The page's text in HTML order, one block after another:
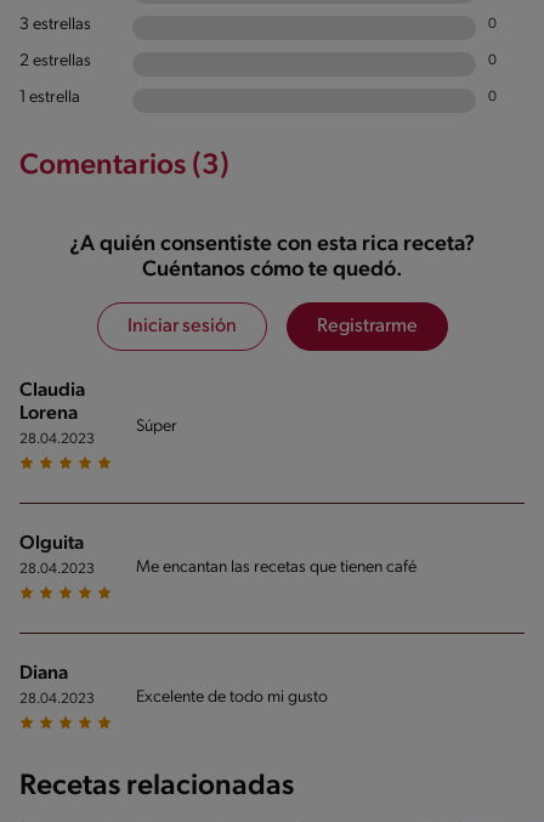
3 estrellas 0
2 estrellas 0
1 estrella 0
Comentarios (3)
¿A quién consentiste con esta rica receta?
Cuéntanos cómo te quedó.
Iniciar sesión Registrarme
Claudia
Lorena
28.04.2023
Súper
Olguita
28.04.2023 Me encantan las recetas que tienen café
Diana
28.04.2023 Excelente de todo mi gusto
Recetas relacionadas